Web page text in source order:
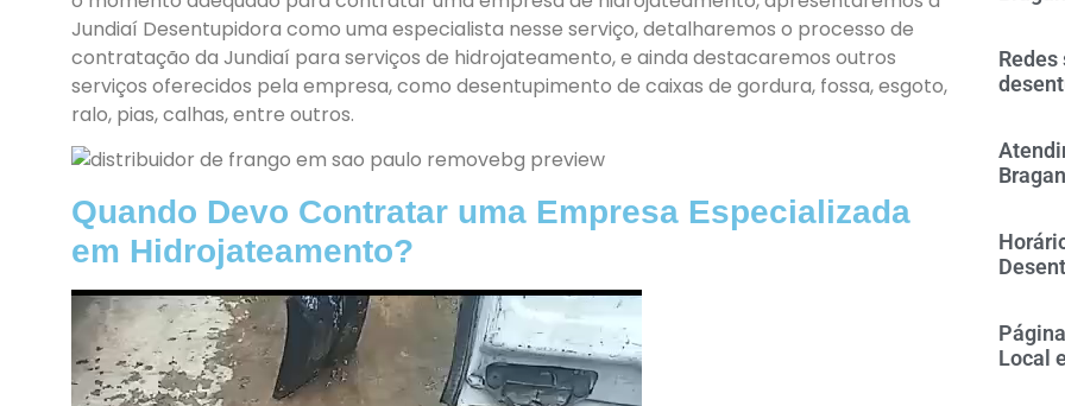
Jundiaí Desentupidora como uma especialista nesse serviço, detalharemos o processo de
contratação da Jundiaí para serviços de hidrojateamento, e ainda destacaremos outros
serviços oferecidos pela empresa, como desentupimento de caixas de gordura, fossa, esgoto,
ralo, pias, calhas, entre outros.
Quando Devo Contratar uma Empresa Especializada
em Hidrojateamento?
Local